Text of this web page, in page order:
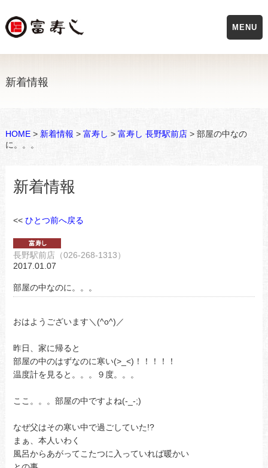
新着情報
HOME> 新着情報 > 富寿し > 富寿し 長野駅前店> 部屋の中なの
に。。。
新着情報
<< ひとつ前へ戻る
長野駅前店（026-268-1313）
2017.01.07
部屋の中なのに。。。
おはようございます＼(^o^)／
昨日、家に帰ると
部屋の中のはずなのに寒い(>_<)！！！！！
温度計を見ると。。。９度。。。
ここ。。。部屋の中ですよね(-_-;)
なぜ父はその寒い中で過ごしていた!?
まぁ、本人いわく
風呂からあがってこたつに入っていれば暖かい
MENU